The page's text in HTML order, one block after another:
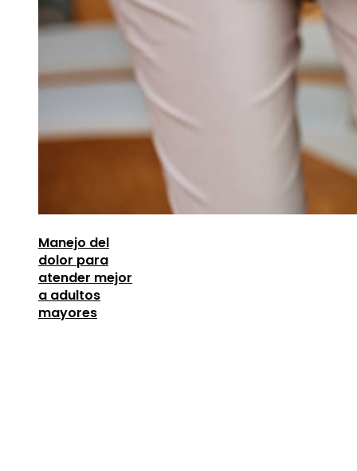
Manejo del
dolor para
atender mejor
a adultos
mayores